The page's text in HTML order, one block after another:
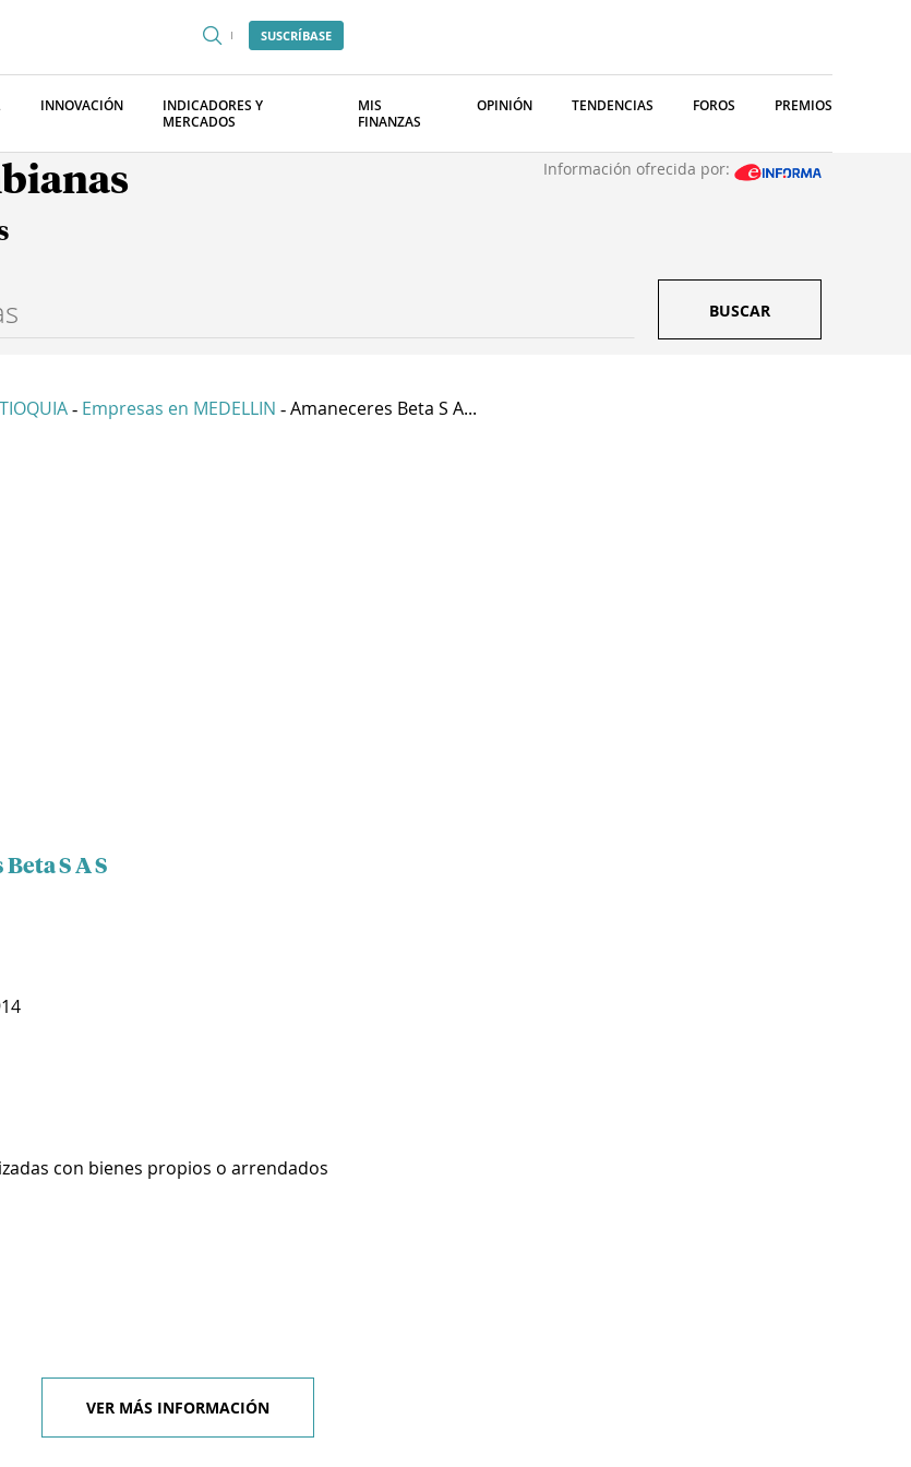
SUSCRÍBASE
INNOVACIÓN
INDICADORES Y
MERCADOS
MIS
FINANZAS
OPINIÓN TENDENCIAS FOROS PREMIOS
Información ofrecida por:
BUSCAR
- Empresas en MEDELLIN - Amaneceres Beta S A...
S A S
con bienes propios o arrendados
VER MÁS INFORMACIÓN